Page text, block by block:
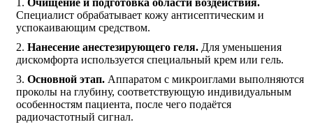
Очищение и подготовка области воздействия.
Специалист обрабатывает кожу антисептическим и
успокаивающим средством.
Нанесение анестезирующего геля. Для уменьшения
дискомфорта используется специальный крем или гель.
Основной этап. Аппаратом с микроиглами выполняются
проколы на глубину, соответствующую индивидуальным
особенностям пациента, после чего подаётся
радиочастотный сигнал.